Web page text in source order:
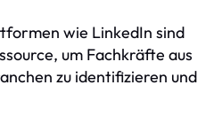
wie LinkedIn sind
um Fachkräfte aus
zu identifizieren und